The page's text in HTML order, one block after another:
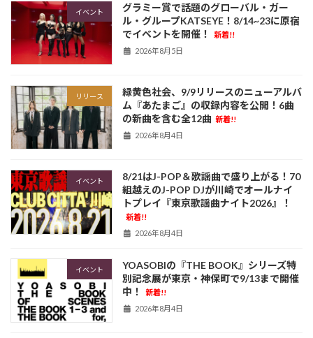
イベント
グラミー賞で話題のグローバル・ガー
ル・グループKATSEYE！8/14~23に原宿
でイベントを開催！
新着!!
2026年8月5日
リリース
緑黄色社会、9/9リリースのニューアルバ
ム『あたまご』の収録内容を公開！6曲
の新曲を含む全12曲 新着!!
2026年8月4日
イベント
8/21はJ-POP＆歌謡曲で盛り上がる！70
組越えのJ-POP DJが川崎でオールナイ
トプレイ『東京歌謡曲ナイト2026』！
新着!!
2026年8月4日
イベント
YOASOBIの『THE BOOK』シリーズ特
別記念展が東京・神保町で9/13まで開催
中！
新着!!
2026年8月4日